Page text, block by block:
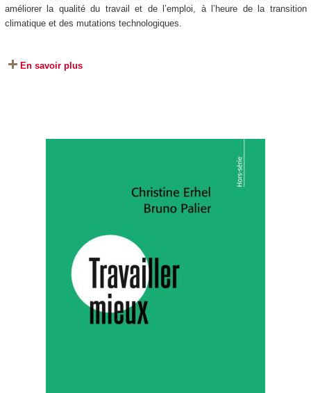
améliorer la qualité du travail et de l’emploi, à l’heure de la transition
climatique et des mutations technologiques.
En savoir plus